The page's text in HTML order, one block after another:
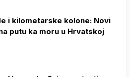
i kilometarske kolone: Novi
putu ka moru u Hrvatskoj